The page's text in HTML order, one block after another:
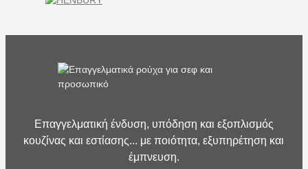
Επαγγελματική ένδυση, υπόδηση και εξοπλισμός
κουζίνας και εστίασης... με ποιότητα, εξυπηρέτηση και
έμπνευση.